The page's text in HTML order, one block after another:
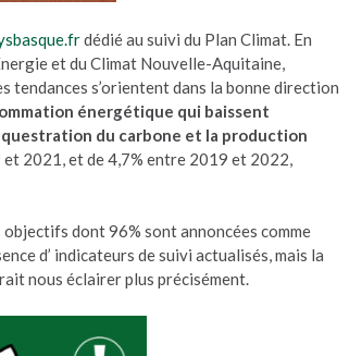
dédié au suivi du Plan Climat. En
et du Climat Nouvelle-Aquitaine,
tendances s’orientent dans la bonne direction
énergétique qui baissent
du carbone et la production
2021, et de 4,7% entre 2019 et 2022,
dont 96% sont annoncées comme
d’ indicateurs de suivi actualisés, mais la
nous éclairer plus précisément.